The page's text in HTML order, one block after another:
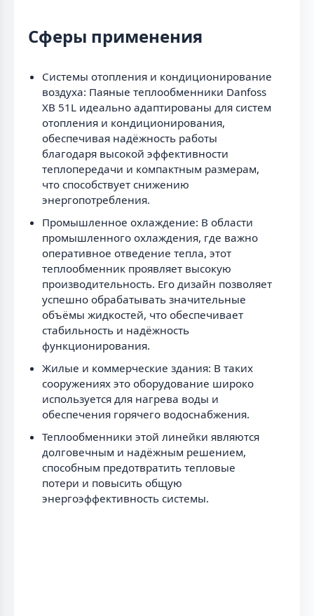
Сферы применения
Системы отопления и кондиционирование
воздуха: Паяные теплообменники Danfoss
XB 51L идеально адаптированы для систем
отопления и кондиционирования,
обеспечивая надёжность работы
благодаря высокой эффективности
теплопередачи и компактным размерам,
что способствует снижению
энергопотребления.
Промышленное охлаждение: В области
промышленного охлаждения, где важно
оперативное отведение тепла, этот
теплообменник проявляет высокую
производительность. Его дизайн позволяет
успешно обрабатывать значительные
объёмы жидкостей, что обеспечивает
стабильность и надёжность
функционирования.
Жилые и коммерческие здания: В таких
сооружениях это оборудование широко
используется для нагрева воды и
обеспечения горячего водоснабжения.
Теплообменники этой линейки являются
долговечным и надёжным решением,
способным предотвратить тепловые
потери и повысить общую
энергоэффективность системы.